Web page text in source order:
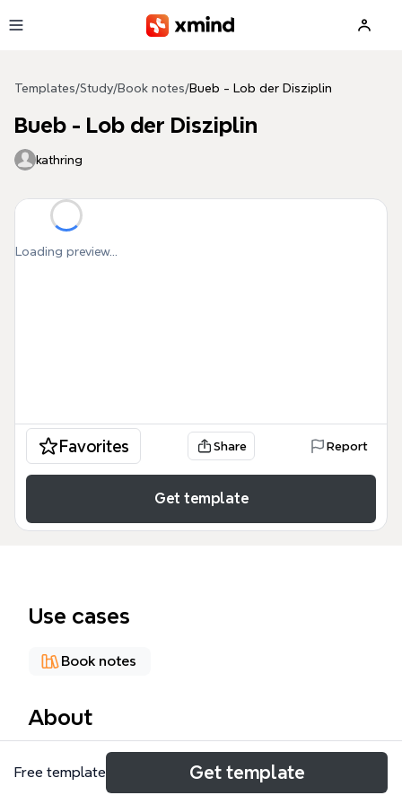
Templates/Study/Book notes/Bueb - Lob der Disziplin
Bueb - Lob der Disziplin
kathring
Loading preview...
Favorites Share Report
Get template
Use cases
Book notes
About
Die Mindmap 'Bueb - Lob der Disziplin' fasst die
erste CD des Hörbuchs von Bernhard Bueb
Free template Get template